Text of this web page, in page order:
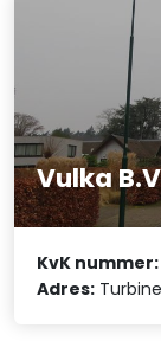
Vulka
KvK nummer:
Adres: